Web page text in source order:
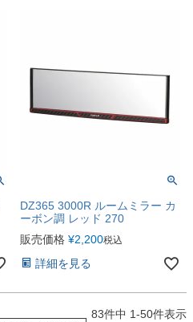
DZ365 3000R ルームミラー カ
ーボン調 レッド 270
販売価格 ¥2,200税込
詳細を見る
83件中 1-50件表示